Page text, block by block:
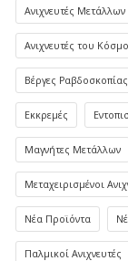
Ανιχνευτές Μετάλλων
Ανιχνευτές του
Βέργες Ραβδοσκοπίας
Εκκρεμές
Μαγνήτες Μετάλλων
Μεταχειρισμένοι
Νέα Προϊόντα
Παλμικοί Ανιχνευτές